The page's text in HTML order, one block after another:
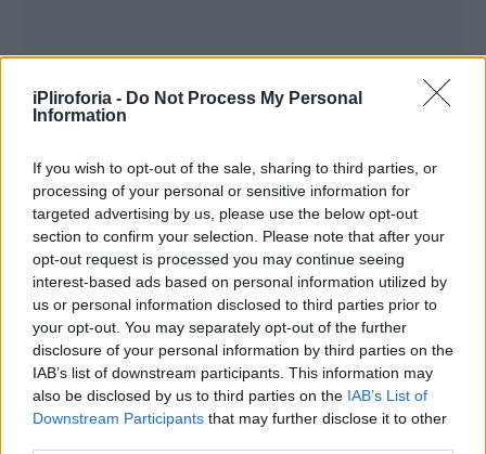
iPliroforia - Do Not Process My Personal
Information
If you wish to opt-out of the sale, sharing to third parties, or
processing of your personal or sensitive information for
targeted advertising by us, please use the below opt-out
section to confirm your selection. Please note that after your
opt-out request is processed you may continue seeing
interest-based ads based on personal information utilized by
us or personal information disclosed to third parties prior to
your opt-out. You may separately opt-out of the further
disclosure of your personal information by third parties on the
IAB’s list of downstream participants. This information may
also be disclosed by us to third parties on the IAB’s List of
Downstream Participants that may further disclose it to other